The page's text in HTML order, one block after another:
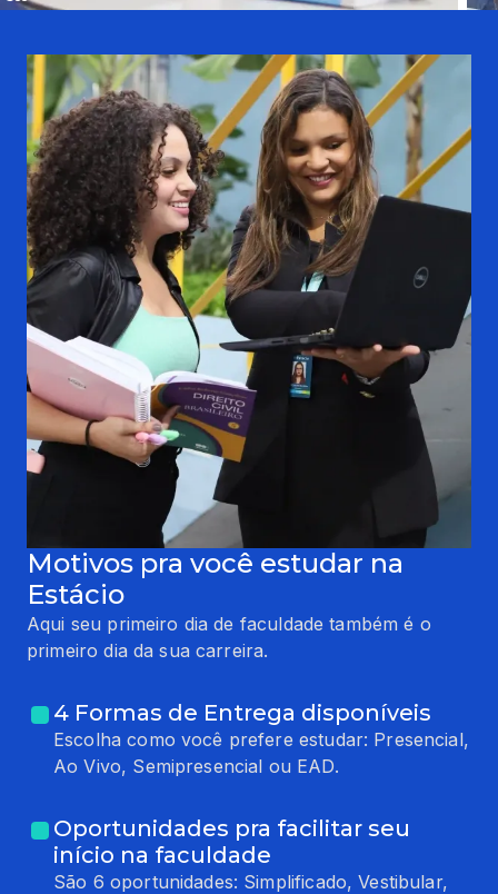
Motivos pra você estudar na
Estácio
Aqui seu primeiro dia de faculdade também é o
primeiro dia da sua carreira.
4 Formas de Entrega disponíveis
Escolha como você prefere estudar: Presencial,
Ao Vivo, Semipresencial ou EAD.
Oportunidades pra facilitar seu
início na faculdade
São 6 oportunidades: Simplificado, Vestibular,